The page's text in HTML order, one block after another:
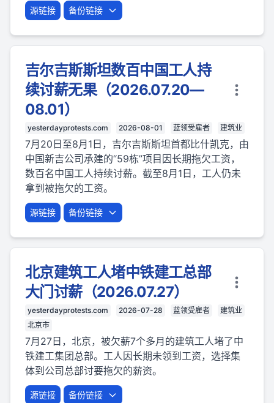
源链接 备份链接
吉尔吉斯斯坦数百中国工人持
续讨薪无果（2026.07.20—
08.01）
yesterdayprotests.com 2026-08-01 蓝领受雇者 建筑业
7月20日至8月1日，吉尔吉斯斯坦首都比什凯克，由
中国新吉公司承建的“59栋”项目因长期拖欠工资，
数百名中国工人持续讨薪。截至8月1日，工人仍未
拿到被拖欠的工资。
源链接 备份链接
北京建筑工人堵中铁建工总部
大门讨薪（2026.07.27）
yesterdayprotests.com 2026-07-28 蓝领受雇者
建筑业
北京市
7月27日，北京，被欠薪7个多月的建筑工人堵了中
铁建工集团总部。工人因长期未领到工资，选择集
体到公司总部讨要拖欠的薪资。
源链接 备份链接